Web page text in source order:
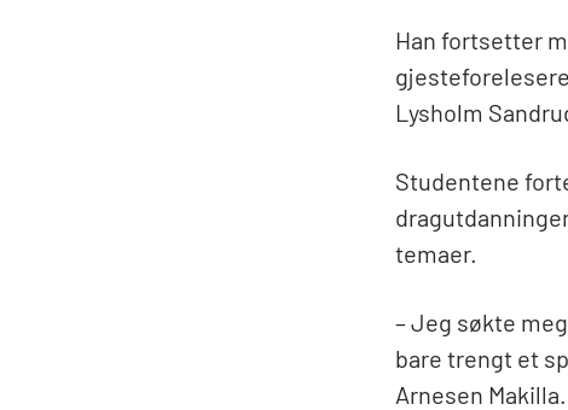
Han fortsetter
Lysholm
Studentene
temaer.
– Jeg søkte
bare trengt et
Arnesen Makilla.